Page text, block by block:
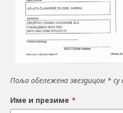
Поља обележена звездицом * су
Име и презиме *